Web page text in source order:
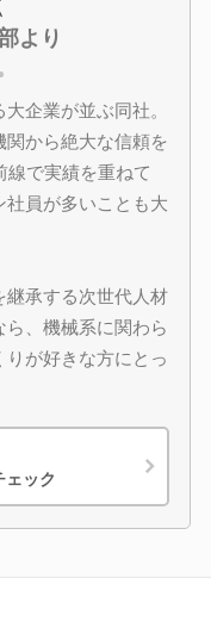
より
企業が並ぶ同社。
から絶大な信頼を
線で実績を重ねて
員が多いことも大
承する次世代人材
、機械系に関わら
が好きな方にとっ
ェック